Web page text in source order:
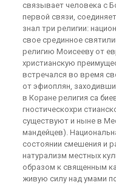
связывает человека с
первой связи,
знал три религии:
свое срединное
религию Моисееву от
христианскую
встречался во время
от эфиоплян,
в Коране религия са
гностическохри
существуют и ныне в
мандейцев).
состоянии смешения и
натурализм местных
образом к священным
живую силу над умами